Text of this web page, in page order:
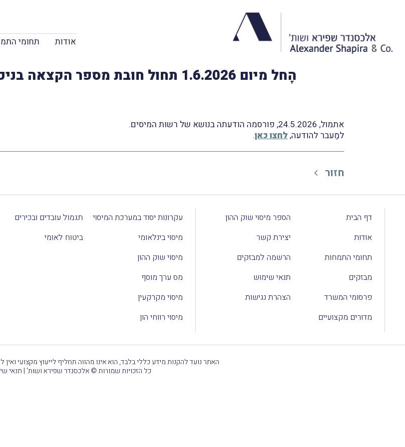
אודות תחומי
הָחל מיום 1.6.2026 תחול חובת מספר הקצאה בניכוי מס תשומות מ-5,000 ₪
אתמול, 24.5.2026, פורסמה הודעתה בנושא של רשות המיסים.
למַעבר להודעה,לחצו כאן.
חזור
דף הבית
אודות
תחומי התמחות
מבזקים
פרסומי המשרד
מדורים מקצועיים
הספר מיסוי שוק ההון
יצירת קשר
הרשמה למבזקים
תנאי שימוש
הצהרת נגישות
עקרונות יסוד במערכת המיסוי
מיסוי בינלאומי
מיסוי שוק ההון
מס ערך מוסף
מיסוי מקרקעין
מיסוי רווחי הון
תגמול עובדים ובכירים
ביטוח לאומי
האתר נועד להקנות מידע כללי בלבד, הוא אינו מהווה תחליף לייעוץ מקצועי
כל הזכויות שמורות © אלכסנדר שפירא ושות' | תנאי